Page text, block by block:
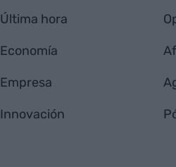
Última hora
Economía
Empresa
Innovación